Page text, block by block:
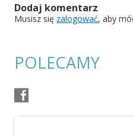
Dodaj komentarz
Musisz się zalogować, aby
POLECAMY